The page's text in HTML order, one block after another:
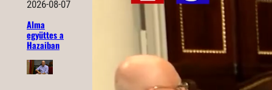
2026-08-07
Alma
együttes a
Hazaiban